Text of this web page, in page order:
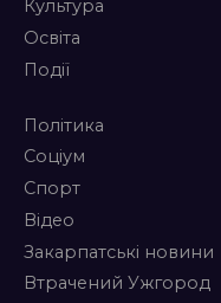
Культура
Освіта
Події
Політика
Соціум
Спорт
Відео
Закарпатські новини
Втрачений Ужгород